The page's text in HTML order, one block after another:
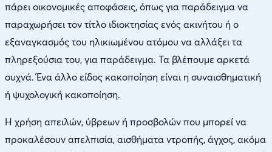
πάρει οικονομικές αποφάσεις, όπως για παράδειγμα να
παραχωρήσει τον τίτλο ιδιοκτησίας ενός ακινήτου ή ο
εξαναγκασμός του ηλικιωμένου ατόμου να αλλάξει τα
πληρεξούσια του, για παράδειγμα. Τα βλέπουμε αρκετά
συχνά. Ένα άλλο είδος κακοποίηση είναι η συναισθηματική
ή ψυχολογική κακοποίηση.
Η χρήση απειλών, ύβρεων ή προσβολών που μπορεί να
προκαλέσουν απελπισία, αισθήματα ντροπής, άγχος, ακόμα